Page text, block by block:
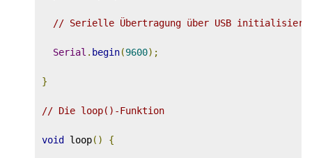
// Serielle Übertragung über USB
Serial . begin(9600);
}
// Die loop()-Funktion
void loop() {